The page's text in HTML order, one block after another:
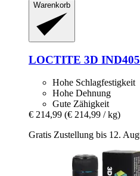
Warenkorb
LOCTITE 3D
Hohe Schlagfestigkeit
Hohe Dehnung
Gute Zähigkeit
€ 214,99 (€ 214,99 / kg)
Gratis Zustellung bis 12.